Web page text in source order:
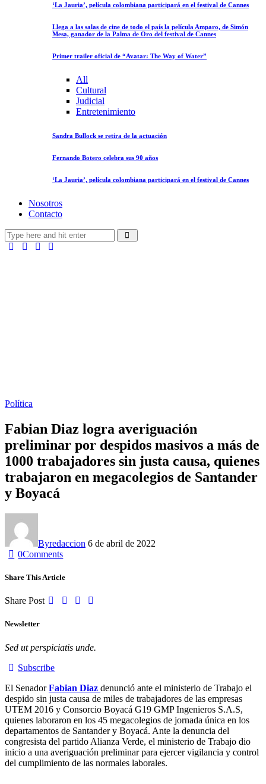
‘La Jauria’, película colombiana participará en el festival de Cannes
Llega a las salas de cine de todo el país la película Amparo, de Simón
Mesa, ganador de la Palma de Oro del festival de Cannes
Primer trailer oficial de “Avatar: The Way of Water”
All
Cultural
Judicial
Entretenimiento
Sandra Bullock se retira de la actuación
Fernando Botero celebra sus 90 años
‘La Jauria’, película colombiana participará en el festival de Cannes
Nosotros
Contacto
Política
Fabian Diaz logra averiguación
preliminar por despidos masivos a más de
1000 trabajadores sin justa causa, quienes
trabajaron en megacolegios de Santander
y Boyacá
Byredaccion 6 de abril de 2022
0Comments
Share This Article
Share Post
Newsletter
Sed ut perspiciatis unde.
Subscribe
El SenadorFabian Diaz denunció ante el ministerio de Trabajo el
despido sin justa causa de miles de trabajadores de las empresas
UTEM 2016 y Consorcio Boyacá G19 GMP Ingenieros S.A.S,
quienes laboraron en los 45 megacolegios de jornada única en los
departamentos de Santander y Boyacá. Ante la denuncia del
congresista del partido Alianza Verde, el ministerio de Trabajo dio
inicio a una averiguación preliminar para ejercer vigilancia y control
del cumplimiento de las normales laborales.